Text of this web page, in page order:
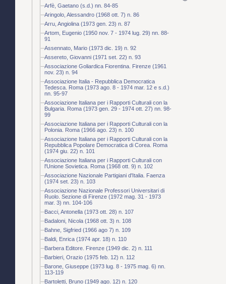
Arfè, Gaetano (s.d.) nn. 84-85
Aringolo, Alessandro (1968 ott. 7) n. 86
Arru, Angiolina (1973 gen. 23) n. 87
Artom, Eugenio (1950 nov. 7 - 1974 lug. 29) nn. 88-
91
Assennato, Mario (1973 dic. 19) n. 92
Assereto, Giovanni (1971 set. 22) n. 93
Associazione Goliardica Fiorentina. Firenze (1961
nov. 23) n. 94
Associazione Italia - Repubblica Democratica
Tedesca. Roma (1973 ago. 8 - 1974 mar. 12 e s.d.)
nn. 95-97
Associazione Italiana per i Rapporti Culturali con la
Bulgaria. Roma (1973 gen. 29 - 1974 ott. 27) nn. 98-
99
Associazione Italiana per i Rapporti Culturali con la
Polonia. Roma (1966 ago. 23) n. 100
Associazione Italiana per i Rapporti Culturali con la
Repubblica Popolare Democratica di Corea. Roma
(1974 giu. 22) n. 101
Associazione Italiana per i Rapporti Culturali con
l'Unione Sovietica. Roma (1968 ott. 9) n. 102
Associazione Nazionale Partigiani d'Italia. Faenza
(1974 set. 23) n. 103
Associazione Nazionale Professori Universitari di
Ruolo. Sezione di Firenze (1972 mag. 31 - 1973
mar. 3) nn. 104-106
Bacci, Antonella (1973 ott. 28) n. 107
Badaloni, Nicola (1968 ott. 3) n. 108
Bahne, Sigfried (1966 ago 7) n. 109
Baldi, Enrica (1974 apr. 18) n. 110
Barbera Editore. Firenze (1949 dic. 2) n. 111
Barbieri, Orazio (1975 feb. 12) n. 112
Barone, Giuseppe (1973 lug. 8 - 1975 mag. 6) nn.
113-119
Bartoletti, Bruno (1949 ago. 12) n. 120